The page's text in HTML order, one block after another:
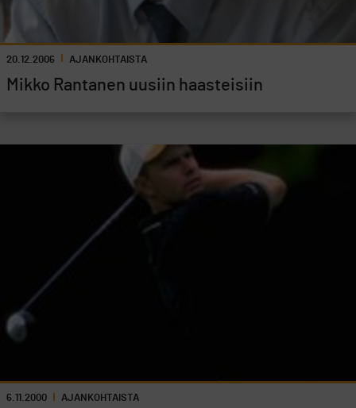
20.12.2006 AJANKOHTAISTA
Mikko Rantanen uusiin haasteisiin
6.11.2000 AJANKOHTAISTA